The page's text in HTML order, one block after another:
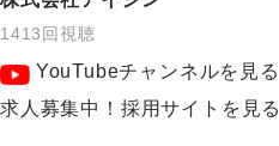
1413回視聴
YouTubeチャンネルを見る
求人募集中！採用サイトを見る